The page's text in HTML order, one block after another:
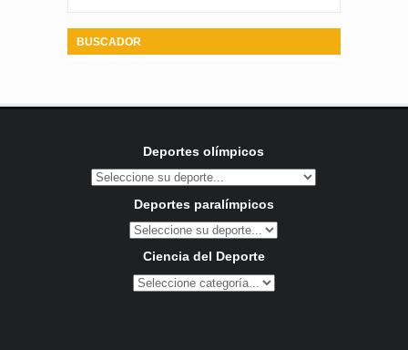
BUSCADOR
Deportes olímpicos
Deportes paralímpicos
Ciencia del Deporte